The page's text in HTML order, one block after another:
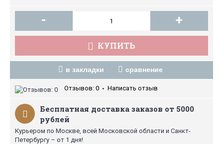
- +
КУПИТЬ
в закладки сравнение
Отзывов: 0 • Написать отзыв
Бесплатная доставка заказов от 5000
рублей
Курьером по Москве, всей Московской области и Санкт-
Петербургу – от 1 дня!